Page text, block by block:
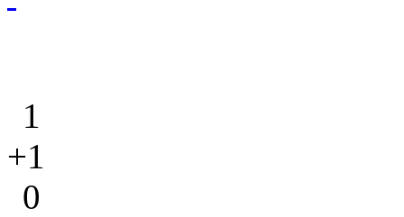
1
+1
0